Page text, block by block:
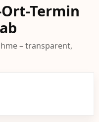
Termin
– transparent,